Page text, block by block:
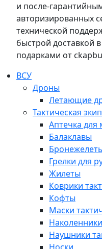
и после-
авторизированных
технической
быстрой доставкой
подарками от
ВСУ
Дроны
Летающие
Тактическая
Аптечка для
Балаклавы
Грелки для
Жилеты
Коврики
Кофты
Маски
Наушники